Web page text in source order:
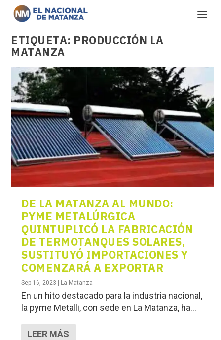
ETIQUETA: PRODUCCIÓN LA
MATANZA
DE LA MATANZA AL MUNDO:
PYME METALÚRGICA
QUINTUPLICÓ LA FABRICACIÓN
DE TERMOTANQUES SOLARES,
SUSTITUYÓ IMPORTACIONES Y
COMENZARÁ A EXPORTAR
Sep 16, 2023 La Matanza
En un hito destacado para la industria nacional,
la pyme Metalli, con sede en La Matanza, ha...
LEER MÁS